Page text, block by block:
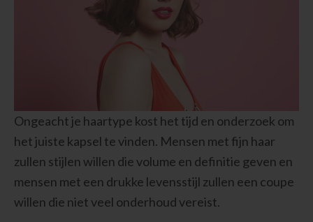
Ongeacht je haartype kost het tijd en onderzoek om
het juiste kapsel te vinden. Mensen met fijn haar
zullen stijlen willen die volume en definitie geven en
mensen met een drukke levensstijl zullen een coupe
willen die niet veel onderhoud vereist.